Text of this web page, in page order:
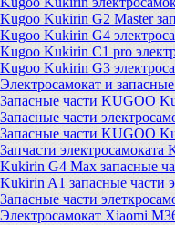
Kugoo Kukirin G2 Master
Kugoo Kukirin G4
Kugoo Kukirin C1 pro
Kugoo Kukirin G3
Электросамокат и
Запасные части KUGOO
Запасные части
Запасные части KUGOO
Запчасти
Kukirin G4 Max запасные
Kukirin A1 запасные части
Запасные части
Электросамокат Xiaomi